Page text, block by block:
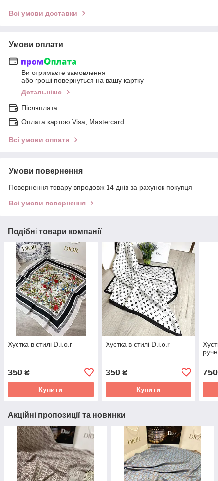
Всі умови доставки
Умови оплати
Ви отримаєте замовлення
або гроші повернуться на вашу картку
Детальніше
Післяплата
Оплата картою Visa, Mastercard
Всі умови оплати
Умови повернення
Повернення товару впродовж 14 днів за рахунок покупця
Всі умови повернення
Подібні товари компанії
Хустка в стилі D.i.o.r
350 ₴
Купити
Хустка в стилі D.i.o.r
350₴
Купити
750
Акційні пропозиції та новинки